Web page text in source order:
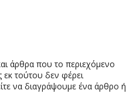
άρθρα που το περιεχόμενο
εκ τούτου δεν φέρει
να διαγράψουμε ένα άρθρο ή